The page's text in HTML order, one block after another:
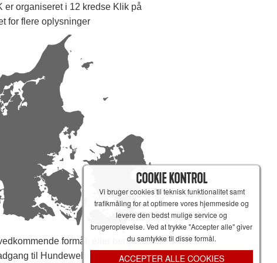
COOKIE KONTROL
Vi bruger cookies til teknisk funktionalitet samt
trafikmåling for at optimere vores hjemmeside og
levere den bedst mulige service og
brugeroplevelse. Ved at trykke "Accepter alle" giver
du samtykke til disse formål.
ACCEPTER ALLE COOKIES
er organiseret i 12 kredse Klik på
for flere oplysninger
formål, eller benyttes i
til Hundeweb.